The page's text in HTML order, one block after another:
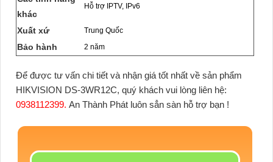
khác
Hỗ trợ IPTV, IPv6
Xuất xứ Trung Quốc
Bảo hành 2 năm
Để được tư vấn chi tiết và nhận giá tốt nhất về sản phẩm
HIKVISION DS-3WR12C, quý khách vui lòng liên hệ:
0938112399. An Thành Phát luôn sẳn sàn hỗ trợ bạn !